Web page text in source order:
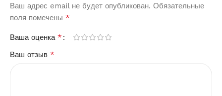
Ваш адрес email не будет опубликован. Обязательные
поля помечены *
Ваша оценка *
Ваш отзыв *